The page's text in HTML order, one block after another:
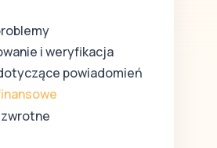
i weryfikacja
powiadomień